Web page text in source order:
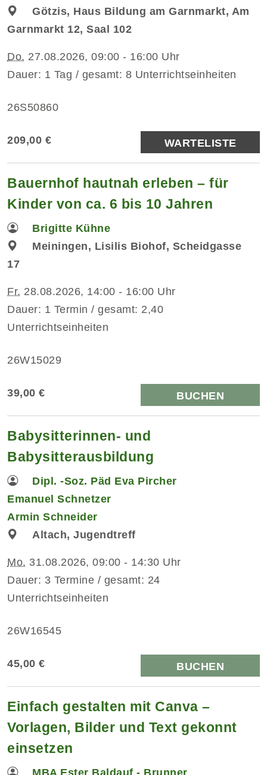
Götzis, Haus Bildung am Garnmarkt, Am
Garnmarkt 12, Saal 102
Do. 27.08.2026, 09:00 - 16:00 Uhr
Dauer: 1 Tag / gesamt: 8 Unterrichtseinheiten
26S50860
209,00 € WARTELISTE
Bauernhof hautnah erleben – für
Kinder von ca. 6 bis 10 Jahren
Brigitte Kühne
Meiningen, Lisilis Biohof, Scheidgasse
17
Fr. 28.08.2026, 14:00 - 16:00 Uhr
Dauer: 1 Termin / gesamt: 2,40
Unterrichtseinheiten
26W15029
39,00 € BUCHEN
Babysitterinnen- und
Babysitterausbildung
Dipl. -Soz. Päd Eva Pircher
Emanuel Schnetzer
Armin Schneider
Altach, Jugendtreff
Mo. 31.08.2026, 09:00 - 14:30 Uhr
Dauer: 3 Termine / gesamt: 24
Unterrichtseinheiten
26W16545
45,00 € BUCHEN
Einfach gestalten mit Canva –
Vorlagen, Bilder und Text gekonnt
einsetzen
MBA Ester Baldauf - Brunner